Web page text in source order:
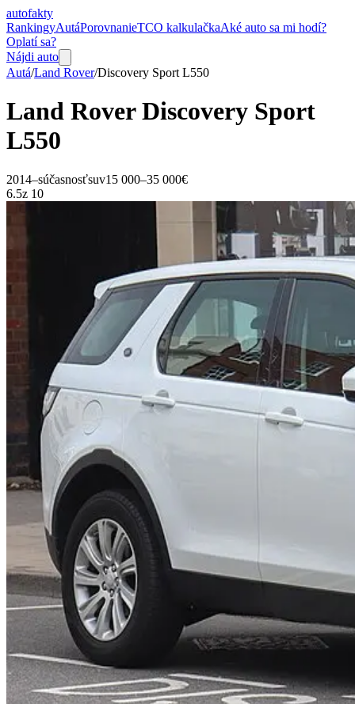
autofakty
RankingyAutáPorovnanieTCO kalkulačkaAké auto sa mi hodí?
Oplatí sa?
Nájdi auto
Autá/Land Rover/Discovery Sport L550
Land Rover Discovery Sport
L550
2014–súčasnosťsuv15 000–35 000€
6.5z 10